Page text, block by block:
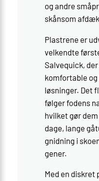
og andre
skånsom
Plastrene er
velkendte
Salvequick,
komfortable
løsninger. Det
følger fodens
hvilket gør
dage, lange
gnidning i
gener.
Med en diskret